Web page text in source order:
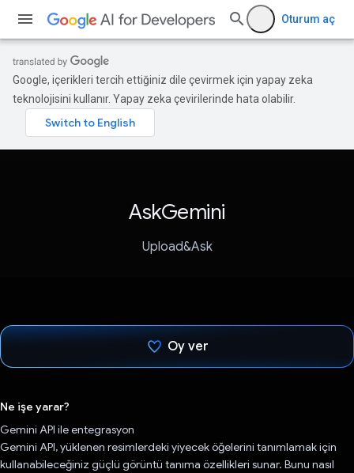
Oturum aç
Google, içerikleri tercih ettiğiniz dile çevirmek için yapay zeka
teknolojisini kullanır. Yapay zeka çevirilerinde hata olabilir.
AskGemini
Upload&Ask
Oy ver
Ne işe yarar?
Gemini API ile entegrasyon
Gemini API, yüklenen resimlerdeki yiyecek öğelerini tanımlamak için
kullanabileceğiniz güçlü görüntü tanıma özellikleri sunar. Bunu nasıl